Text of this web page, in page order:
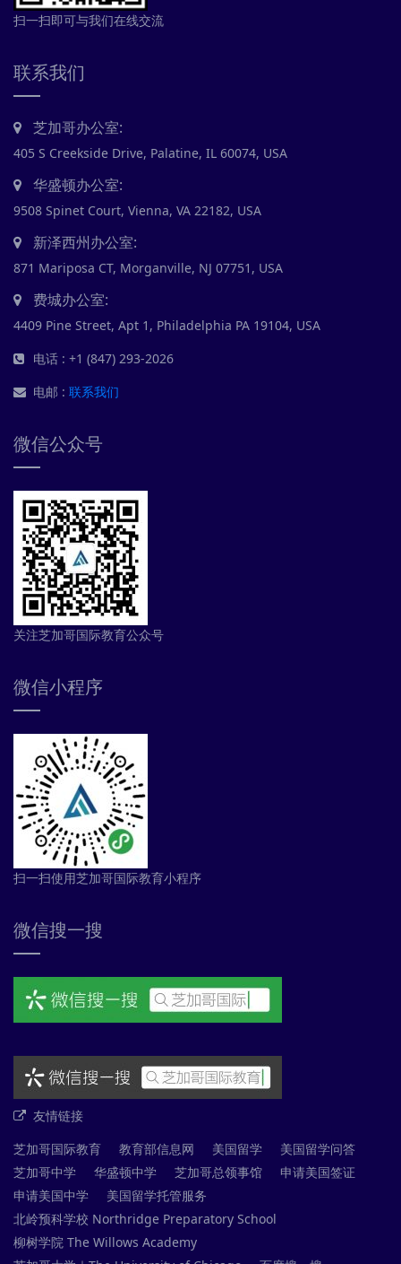
扫一扫即可与我们在线交流
联系我们
芝加哥办公室:
405 S Creekside Drive, Palatine, IL 60074, USA
华盛顿办公室:
9508 Spinet Court, Vienna, VA 22182, USA
新泽西州办公室:
871 Mariposa CT, Morganville, NJ 07751, USA
费城办公室:
4409 Pine Street, Apt 1, Philadelphia PA 19104, USA
电话 : +1 (847) 293-2026
电邮 : 联系我们
微信公众号
关注芝加哥国际教育公众号
微信小程序
扫一扫使用芝加哥国际教育小程序
微信搜一搜
友情链接
芝加哥国际教育
教育部信息网 美国留学
美国留学问答
芝加哥中学
华盛顿中学 芝加哥总领事馆
申请美国签证
申请美国中学
美国留学托管服务
北岭预科学校 Northridge Preparatory School
柳树学院 The Willows Academy